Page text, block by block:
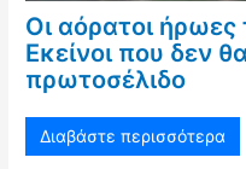
Οι αόρατοι ήρωες
Εκείνοι που δεν
πρωτοσέλιδο
Διαβάστε περισσότερα